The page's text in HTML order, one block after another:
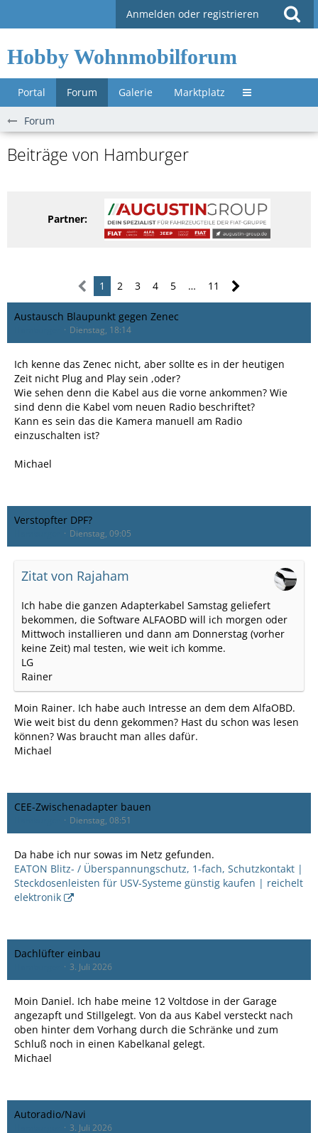
Anmelden oder registrieren
Hobby Wohnmobilforum
Portal Forum Galerie Marktplatz Untermenü »
Forum
Beiträge von Hamburger
Partner:
1 2 3 4 5 … 11
Austausch Blaupunkt gegen Zenec
Dienstag, 18:14
Ich kenne das Zenec nicht, aber sollte es in der heutigen
Zeit nicht Plug and Play sein ,oder?
Wie sehen denn die Kabel aus die vorne ankommen? Wie
sind denn die Kabel vom neuen Radio beschriftet?
Kann es sein das die Kamera manuell am Radio
einzuschalten ist?
Michael
Verstopfter DPF?
Dienstag, 09:05
Zitat von Rajaham
Ich habe die ganzen Adapterkabel Samstag geliefert
bekommen, die Software ALFAOBD will ich morgen oder
Mittwoch installieren und dann am Donnerstag (vorher
keine Zeit) mal testen, wie weit ich komme.
LG
Rainer
Moin Rainer. Ich habe auch Intresse an dem dem AlfaOBD.
Wie weit bist du denn gekommen? Hast du schon was lesen
können? Was braucht man alles dafür.
Michael
CEE-Zwischenadapter bauen
Dienstag, 08:51
Da habe ich nur sowas im Netz gefunden.
EATON Blitz- / Überspannungschutz, 1-fach, Schutzkontakt |
Steckdosenleisten für USV-Systeme günstig kaufen | reichelt
elektronik
Dachlüfter einbau
3. Juli 2026
Moin Daniel. Ich habe meine 12 Voltdose in der Garage
angezapft und Stillgelegt. Von da aus Kabel versteckt nach
oben hinter dem Vorhang durch die Schränke und zum
Schluß noch in einen Kabelkanal gelegt.
Michael
Autoradio/Navi
3. Juli 2026